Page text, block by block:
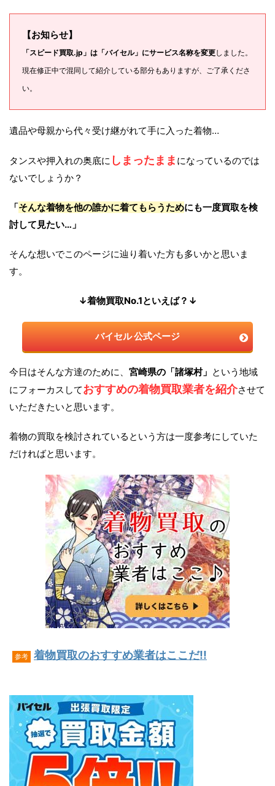
【お知らせ】
「スピード買取.jp」は「バイセル」にサービス名称を変更しました。
現在修正中で混同して紹介している部分もありますが、ご了承くださ
い。
遺品や母親から代々受け継がれて手に入った着物…
タンスや押入れの奥底に しまったまま になっているのでは
ないでしょうか？
「そんな着物を他の誰かに着てもらうためにも一度買取を検
討して見たい…」
そんな想いでこのページに辿り着いた方も多いかと思いま
す。
↓着物買取No.1といえば？↓
バイセル 公式ページ
今日はそんな方達のために、 宮崎県の「諸塚村」 という地域
にフォーカスしておすすめの着物買取業者を紹介させて
いただきたいと思います。
着物の買取を検討されているという方は一度参考にしていた
だければと思います。
参考 着物買取のおすすめ業者はここだ!!